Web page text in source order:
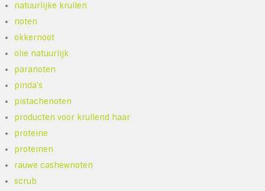
natuurlijke krullen
noten
okkernoot
olie natuurlijk
paranoten
pinda's
pistachenoten
producten voor krullend haar
proteine
proteinen
rauwe cashewnoten
scrub